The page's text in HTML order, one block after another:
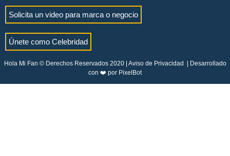
Solicita un video para marca o negocio
Únete como Celebridad
Hola Mi Fan © Derechos Reservados 2020 | Aviso de Privacidad | Desarrollado
con ❤️ por PixelBot